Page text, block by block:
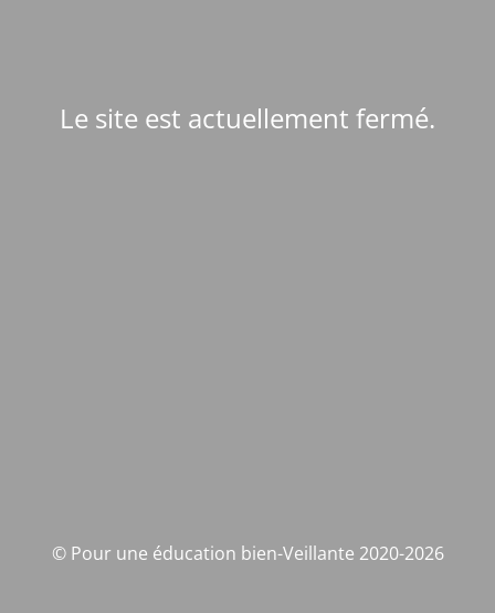
Le site est actuellement fermé.
© Pour une éducation bien-Veillante 2020-2026